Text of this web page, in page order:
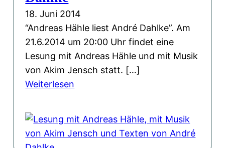
e
t
t
m
i
t
i
g
V
l
a
b
e
18. Juni 2014
“Andreas Hähle liest André Dahlke”. Am
21.6.2014 um 20:00 Uhr findet eine
Lesung mit Andreas Hähle und mit Musik
von Akim Jensch statt. […]
Weiterlesen
s
u